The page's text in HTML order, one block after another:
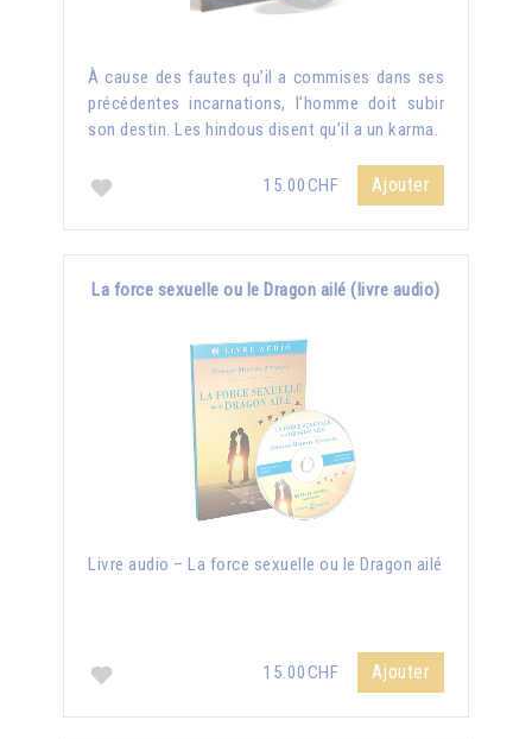
À cause des fautes qu’il a commises dans ses
précédentes incarnations, l’homme doit subir
son destin. Les hindous disent qu’il a un karma.
15.00CHF Ajouter
La force sexuelle ou le Dragon ailé (livre audio)
Livre audio – La force sexuelle ou le Dragon ailé
15.00CHF Ajouter